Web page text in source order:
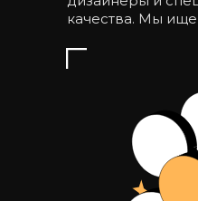
качества. Мы